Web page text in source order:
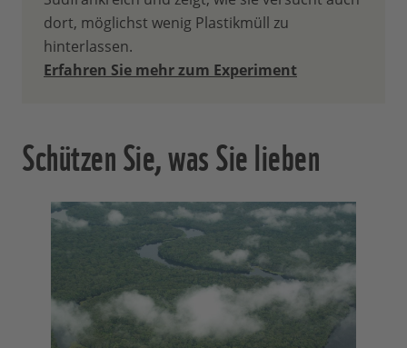
dort, möglichst wenig Plastikmüll zu
hinterlassen.
Erfahren Sie mehr zum Experiment
Schützen Sie, was Sie lieben